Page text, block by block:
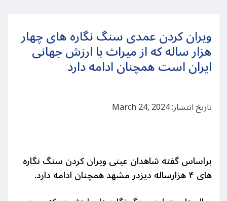
ویران کردن عمدی سنگ نگاره های چهار
هزار ساله که از میراث با ارزش جهانی
ایران است همچنان ادامه دارد
تاریخ انتشار: March 24, 2024
براساس گفته شاهدان عینی ویران کردن سنگ نگاره
های ۴ هزارساله دیزدر مشهد همچنان ادامه دارد.